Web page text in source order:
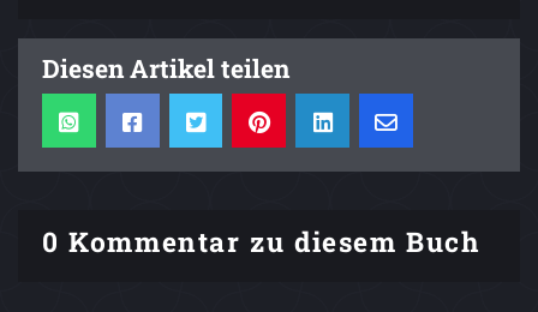
Diesen Artikel teilen
0 Kommentar zu diesem Buch